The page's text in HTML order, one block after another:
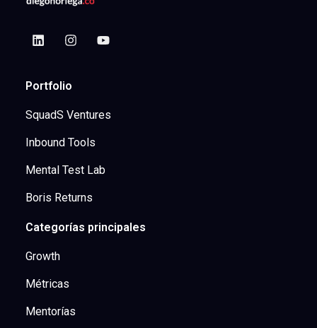
Portfolio
SquadS Ventures
Inbound Tools
Mental Test Lab
Boris Returns
Categorías principales
Growth
Métricas
Mentorías